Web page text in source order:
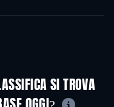
SI TROVA